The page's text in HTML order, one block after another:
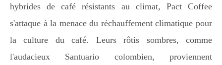
hybrides de café résistants au climat, Pact Coffee
s'attaque à la menace du réchauffement climatique pour
la culture du café. Leurs rôtis sombres, comme
l'audacieux Santuario colombien, proviennent